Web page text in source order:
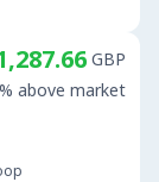
GBP
above market